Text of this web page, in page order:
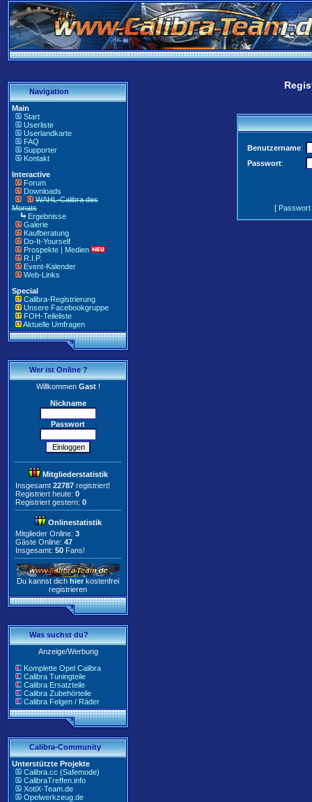
Navigation
Main
Start
Userliste
Userlandkarte
FAQ
Supporter
Kontakt
Interactive
Forum
Downloads
WAHL-Calibra des
Monats
Ergebnisse
Galerie
Kaufberatung
Do-It-Yourself
Prospekte | Medien
R.I.P.
Event-Kalender
Web-Links
Special
Calibra-Registrierung
Unsere Facebookgruppe
FOH-Teileliste
Aktuelle Umfragen
Wer ist Online ?
WillkommenGast!
Nickname
Passwort
Mitgliederstatistik
Insgesamt 22787 registriert!
Registriert heute: 0
Registriert gestern: 0
Onlinestatistik
Mitglieder Online: 3
Gäste Online: 47
Insgesamt: 50 Fans!
Du kannst dich hier kostenfrei
registrieren
Was suchst du?
Anzeige/Werbung
Komplette Opel Calibra
Calibra Tuningteile
Calibra Ersatzteile
Calibra Zubehörteile
Calibra Felgen / Räder
Calibra-Community
Unterstützte Projekte
Calibra.cc (Safemode)
CalibraTreffen.info
XotiX-Team.de
Opelwerkzeug.de
Benutzername:
Passwort:
[